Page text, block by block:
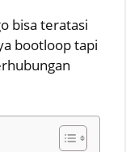
bisa teratasi
bootloop tapi